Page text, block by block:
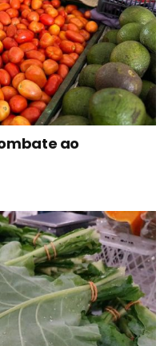
ao